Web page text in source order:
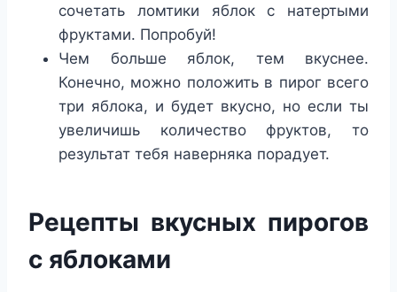
сочетать ломтики яблок с натертыми
фруктами. Попробуй!
Чем больше яблок, тем вкуснее.
Конечно, можно положить в пирог всего
три яблока, и будет вкусно, но если ты
увеличишь количество фруктов, то
результат тебя наверняка порадует.
Рецепты вкусных пирогов
с яблоками